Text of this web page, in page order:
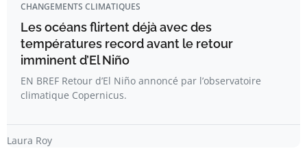
CHANGEMENTS CLIMATIQUES
Les océans flirtent déjà avec des
températures record avant le retour
imminent d’El Niño
EN BREF Retour d’El Niño annoncé par l’observatoire
climatique Copernicus.
Laura Roy